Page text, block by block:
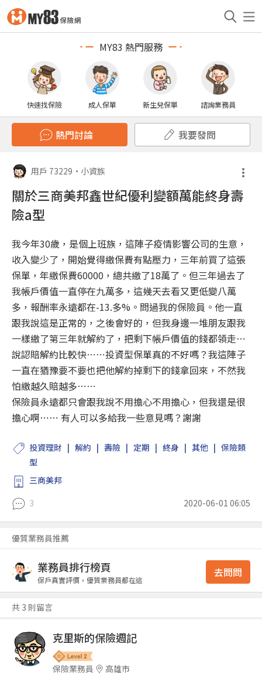
MY83 熱門服務
快速找保險 成人保單 新生兒保單 諮詢業務員
熱門討論 我要發問
用戶 73229 • 小資族
關於三商美邦鑫世紀優利變額萬能終身壽
險a型
我今年30歲，是個上班族，這陣子疫情影響公司的生意，
收入變少了，開始覺得繳保費有點壓力，三年前買了這張
保單，年繳保費60000，總共繳了18萬了。但三年過去了
我帳戶價值一直停在九萬多，這幾天去看又更低變八萬
多，報酬率永遠都在-13.多%。問過我的保險員。他一直
跟我說這是正常的，之後會好的，但我身邊一堆朋友跟我
一樣繳了第三年就解約了，把剩下帳戶價值的錢都領走⋯
說認賠解約比較快⋯⋯投資型保單真的不好嗎？我這陣子
一直在猶豫要不要也把他解約掉剩下的錢拿回來，不然我
怕繳越久賠越多⋯⋯
保險員永遠都只會跟我說不用擔心不用擔心，但我還是很
擔心啊⋯⋯ 有人可以多給我一些意見嗎？謝謝
投資理財 解約 壽險 定期 終身 其他
保險類
型
三商美邦
3
2020-06-01 06:05
優質業務員推薦
業務員排行榜頁
保戶真實評價，優質業務員都在這
去問問
共 3 則留言
克里斯的保險週記
保險業務員
高雄市